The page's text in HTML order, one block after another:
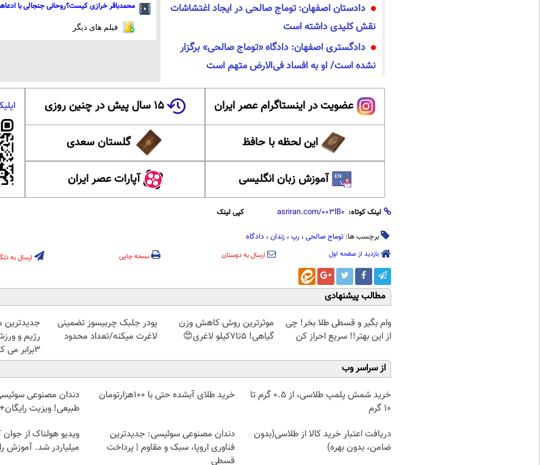
دادستان اصفهان: توماج صالحی در ایجاد اغتشاشات
نقش کلیدی داشته است
دادگستری اصفهان: دادگاه «توماج صالحی» برگزار
نشده است/ او به افساد فی‌الارض متهم است
محمدباقر خرازی کیست؟روحانی جنجالی با
فیلم های دیگر
عضویت در اینستاگرام عصر ایران ۱۵ سال پیش در چنین روزی
این لحظه با حافظ گلستان سعدی
آموزش زبان انگلیسی آپارات عصر ایران
لینک کوتاه: کپی لینک
برچسب ها: توماج صالحی ، رپ ، زندان ، دادگاه
بازدید از صفحه اول ارسال به دوستان نسخه چاپی ارسال به
مطالب پیشنهادی
وام بگیر و قسطی طلا بخر! چی
از این بهتر!! سریع احراز کن
موثرترین روش کاهش وزن
گیاهی! 5تا۷کیلو لاغری😍
پودر جلبک چربیسوز تضمینی
لاغرت میکنه/تعداد محدود
جدیدترین
رژیم و
3برابر می کند
از سراسر وب
خرید شمش پلمپ طلاسی، از ۰.۵ گرم تا
۱۰ گرم
خرید طلای آبشده حتی با ۱۰۰هزارتومان
دندان مصنوعی
طبیعی! ویزیت
دریافت اعتبار خرید کالا از طلاسی(بدون
ضامن، بدون بهره)
دندان مصنوعی سوئیسی: جدیدترین
فناوری اروپا، سبک و مقاوم | پرداخت
قسطی
ویدیو هولناک از
میلیاردر شد. آموزش